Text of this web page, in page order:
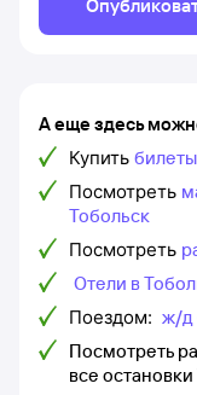
А еще здесь
Купить
Посмотреть
Тобольск
Посмотреть
Отели в
Поездом: ж/д
Посмотреть
все